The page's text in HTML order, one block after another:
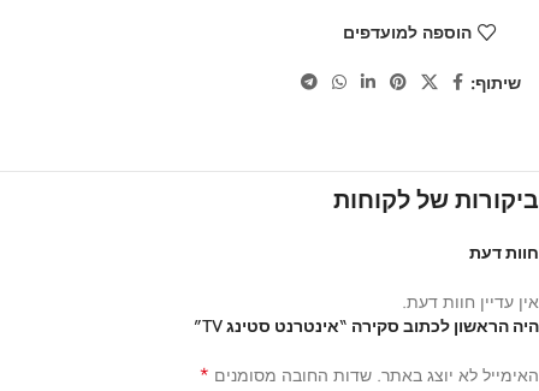
הוספה למועדפים
שיתוף:
ביקורות של לקוחות
חוות דעת
אין עדיין חוות דעת.
היה הראשון לכתוב סקירה “אינטרנט סטינג TV”
האימייל לא יוצג באתר. שדות החובה מסומנים *